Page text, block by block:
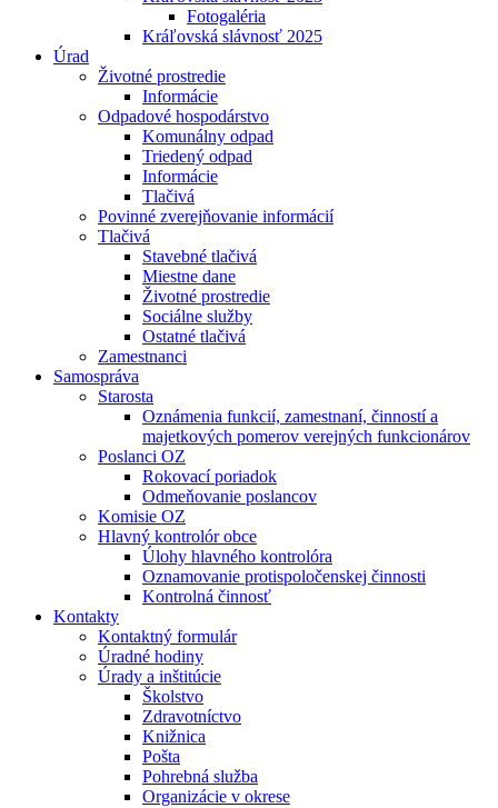
Fotogaléria
Kráľovská slávnosť 2025
Úrad
Životné prostredie
Informácie
Odpadové hospodárstvo
Komunálny odpad
Triedený odpad
Informácie
Tlačivá
Povinné zverejňovanie informácií
Tlačivá
Stavebné tlačivá
Miestne dane
Životné prostredie
Sociálne služby
Ostatné tlačivá
Zamestnanci
Samospráva
Starosta
Oznámenia funkcií, zamestnaní, činností a
majetkových pomerov verejných funkcionárov
Poslanci OZ
Rokovací poriadok
Odmeňovanie poslancov
Komisie OZ
Hlavný kontrolór obce
Úlohy hlavného kontrolóra
Oznamovanie protispoločenskej činnosti
Kontrolná činnosť
Kontakty
Kontaktný formulár
Úradné hodiny
Úrady a inštitúcie
Školstvo
Zdravotníctvo
Knižnica
Pošta
Pohrebná služba
Organizácie v okrese